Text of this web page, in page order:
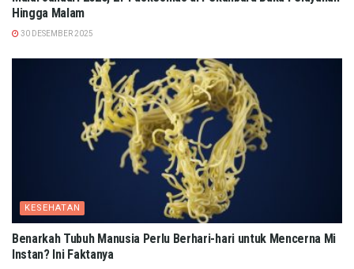
Hingga Malam
30 DESEMBER 2025
KESEHATAN
Benarkah Tubuh Manusia Perlu Berhari-hari untuk Mencerna Mi
Instan? Ini Faktanya